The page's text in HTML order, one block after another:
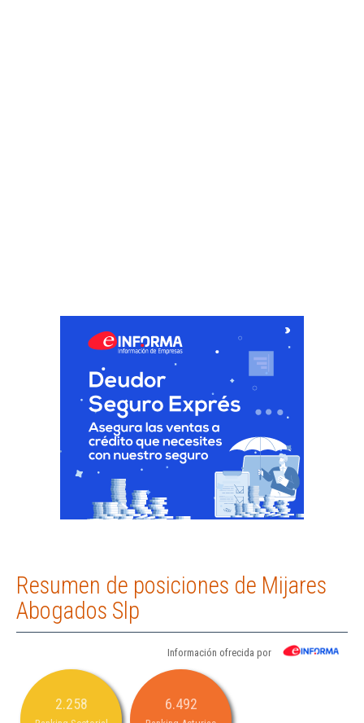
Resumen de posiciones de Mijares
Abogados Slp
Información ofrecida por
2.258 6.492